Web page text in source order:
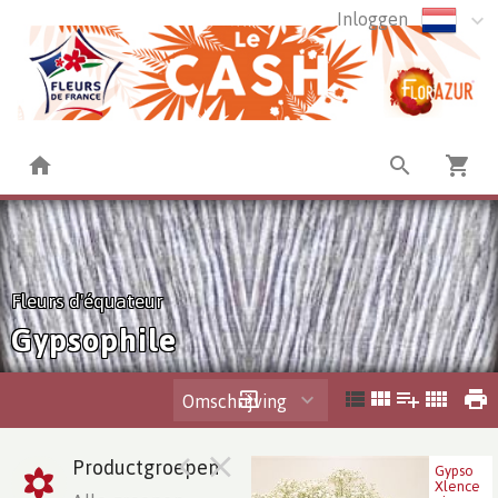
Inloggen
Fleurs d'équateur
Gypsophile
Omschrijving
Productgroepen
Gypso
Xlence
Gypso Xlence Blanc